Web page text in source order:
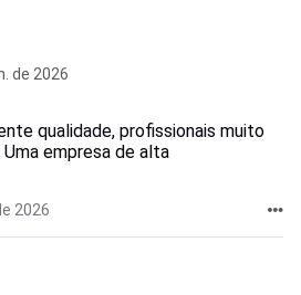
de 2026
qualidade, profissionais muito
empresa de alta
2026